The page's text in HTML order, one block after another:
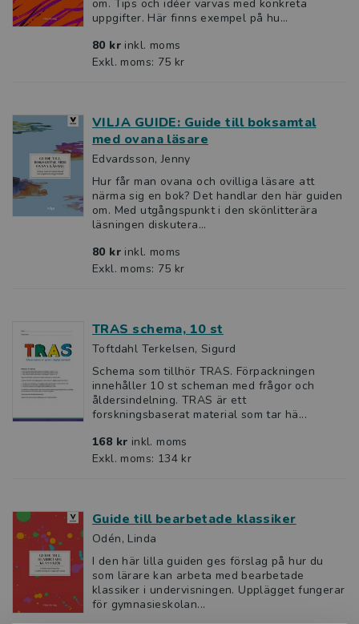
om. Tips och idéer varvas med konkreta
uppgifter. Här finns exempel på hu...
80 kr inkl. moms
Exkl. moms: 75 kr
VILJA GUIDE: Guide till boksamtal
med ovana läsare
Edvardsson, Jenny
Hur får man ovana och ovilliga läsare att
närma sig en bok? Det handlar den här guiden
om. Med utgångspunkt i den skönlitterära
läsningen diskutera...
80 kr inkl. moms
Exkl. moms: 75 kr
TRAS schema, 10 st
Toftdahl Terkelsen, Sigurd
Schema som tillhör TRAS. Förpackningen
innehåller 10 st scheman med frågor och
åldersindelning. TRAS är ett
forskningsbaserat material som tar hä...
168 kr inkl. moms
Exkl. moms: 134 kr
Guide till bearbetade klassiker
Odén, Linda
I den här lilla guiden ges förslag på hur du
som lärare kan arbeta med bearbetade
klassiker i undervisningen. Upplägget fungerar
för gymnasieskolan...